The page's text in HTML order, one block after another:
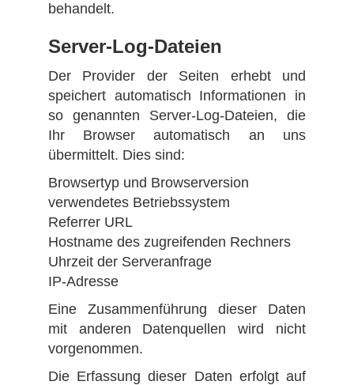
behandelt.
Server-Log-Dateien
Der Provider der Seiten erhebt und
speichert automatisch Informationen in
so genannten Server-Log-Dateien, die
Ihr Browser automatisch an uns
übermittelt. Dies sind:
Browsertyp und Browserversion
verwendetes Betriebssystem
Referrer URL
Hostname des zugreifenden Rechners
Uhrzeit der Serveranfrage
IP-Adresse
Eine Zusammenführung dieser Daten
mit anderen Datenquellen wird nicht
vorgenommen.
Die Erfassung dieser Daten erfolgt auf